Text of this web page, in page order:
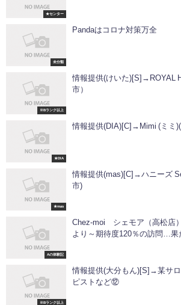
★センター
未分類
Pandaはコロナ対策万全
※Bランク以上
情報提供(けいた)[S]→ROYAL
市）
★DIA
情報提供(DIA)[C]→Mimi (ミミ
★mas
情報提供(mas)[C]→ハニーズ
市)
Aの体験記
Chez-moi シェモア（高松店
より～期待度120％の訪問…果
※Bランク以上
情報提供(大分もん)[S]→某サ
ピストなど⑫